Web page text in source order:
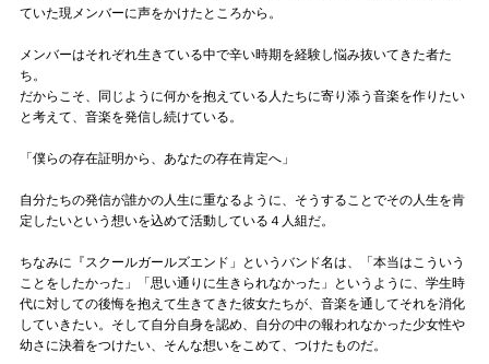
ていた現メンバーに声をかけたところから。
メンバーはそれぞれ生きている中で辛い時期を経験し悩み抜いてきた者た
ち。
だからこそ、同じように何かを抱えている人たちに寄り添う音楽を作りたい
と考えて、音楽を発信し続けている。
「僕らの存在証明から、あなたの存在肯定へ」
自分たちの発信が誰かの人生に重なるように、そうすることでその人生を肯
定したいという想いを込めて活動している４人組だ。
ちなみに『スクールガールズエンド」というバンド名は、「本当はこういう
ことをしたかった」「思い通りに生きられなかった」というように、学生時
代に対しての後悔を抱えて生きてきた彼女たちが、音楽を通してそれを消化
していきたい。そして自分自身を認め、自分の中の報われなかった少女性や
幼さに決着をつけたい、そんな想いをこめて、つけたものだ。